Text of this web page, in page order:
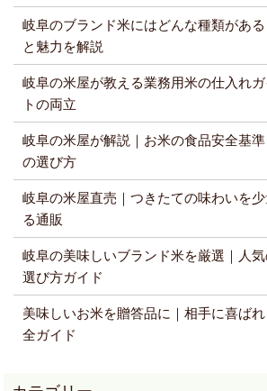
岐阜のブランド米にはどんな種類があ
と魅力を解説
岐阜の米屋が教える業務用米の仕入れ
トの両立
岐阜の米屋が解説｜お米の食品安全基
の選び方
岐阜の米屋直売｜つきたての味わいを
る通販
岐阜の美味しいブランド米を厳選｜人
選び方ガイド
美味しいお米を贈答品に｜相手に喜ば
全ガイド